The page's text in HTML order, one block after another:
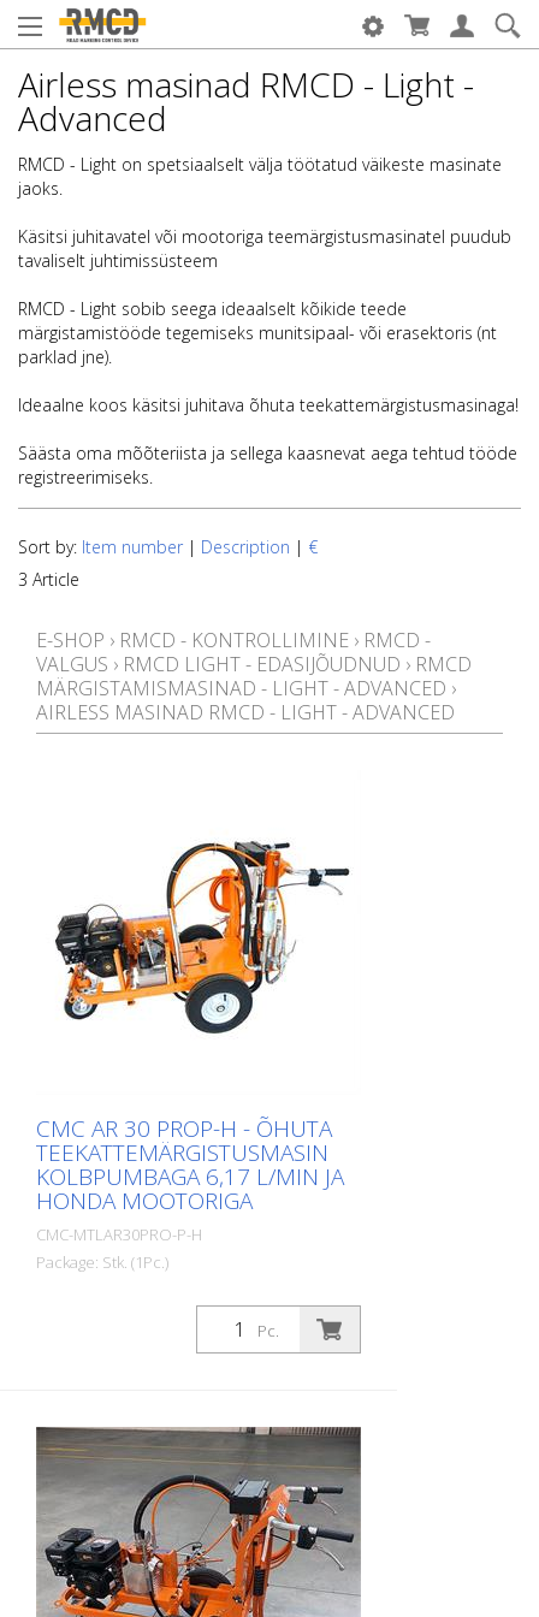
Airless masinad RMCD - Light -
Advanced
RMCD - Light on spetsiaalselt välja töötatud väikeste masinate
jaoks.
Käsitsi juhitavatel või mootoriga teemärgistusmasinatel puudub
tavaliselt juhtimissüsteem
RMCD - Light sobib seega ideaalselt kõikide teede
märgistamistööde tegemiseks munitsipaal- või erasektoris (nt
parklad jne).
Ideaalne koos käsitsi juhitava õhuta teekattemärgistusmasinaga!
Säästa oma mõõteriista ja sellega kaasnevat aega tehtud tööde
registreerimiseks.
Sort by: Item number | Description | €
3 Article
E-SHOP › RMCD - KONTROLLIMINE › RMCD -
VALGUS › RMCD LIGHT - EDASIJÕUDNUD › RMCD
MÄRGISTAMISMASINAD - LIGHT - ADVANCED ›
AIRLESS MASINAD RMCD - LIGHT - ADVANCED
CMC AR 30 PROP-H - ÕHUTA
TEEKATTEMÄRGISTUSMASIN
KOLBPUMBAGA 6,17 L/MIN JA
HONDA MOOTORIGA
CMC-MTLAR30PRO-P-H
Package: Stk. (1Pc.)
Lihtne, kerge ja lihtne käsitsi juhitav
teekattemärgistusmasin väikeste
märgistuste tegemiseks professionaalses
Honda - Võimsus 6 hj - Käsitsi käivitatav
(Bensiinimootori saab kiiresti ja mõne
minutiga asendada sobiva
elektrimootoriga. (Vt järgmised artiklid)
Käsitsi juhitav masin: AR 30 Pro on
võimalik varustada ka hüdraulilise
juhitavusega käru HMC või HMC-C. (Vt
järgmised artiklid) Seisupidur tagarattal
Pc.